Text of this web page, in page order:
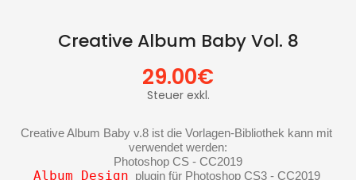
Creative Album Baby Vol. 8
29.00€
Steuer exkl.
Creative Album Baby v.8 ist die Vorlagen-Bibliothek kann mit
verwendet werden:
Photoshop CS - CC2019
Album Design
  plugin für Photoshop CS3 - CC2019